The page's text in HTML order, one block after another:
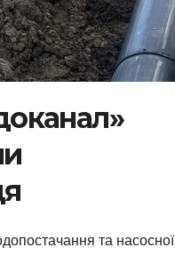
та насосної